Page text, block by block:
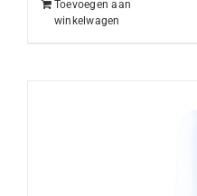
Toevoegen aan
winkelwagen